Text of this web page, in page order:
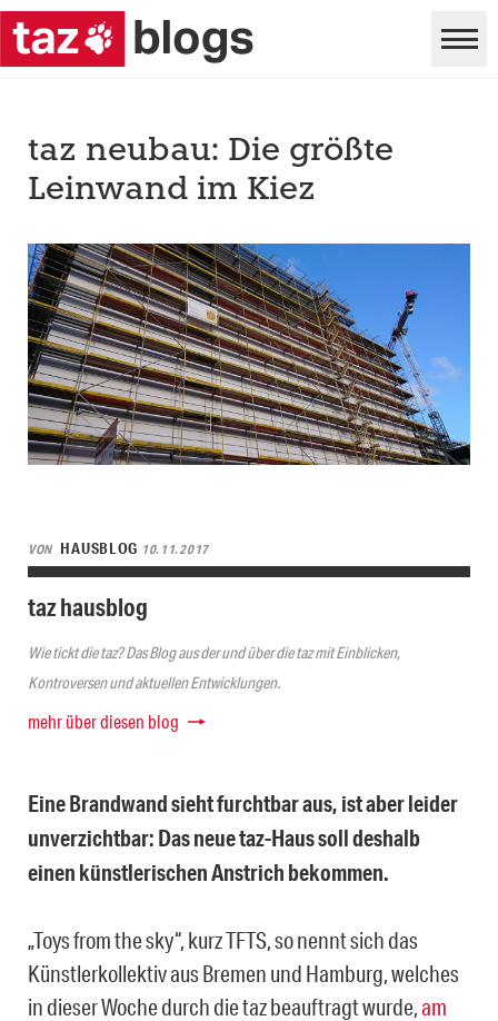
taz neubau: Die größte
Leinwand im Kiez
VON HAUSBLOG 10.11.2017
taz hausblog
Wie tickt die taz? Das Blog aus der und über die taz mit Einblicken,
Kontroversen und aktuellen Entwicklungen.
mehr über diesen blog
Eine Brandwand sieht furchtbar aus, ist aber leider
unverzichtbar: Das neue taz-Haus soll deshalb
einen künstlerischen Anstrich bekommen.
„Toys from the sky“, kurz TFTS, so nennt sich das
Künstlerkollektiv aus Bremen und Hamburg, welches
in dieser Woche durch die taz beauftragt wurde,am